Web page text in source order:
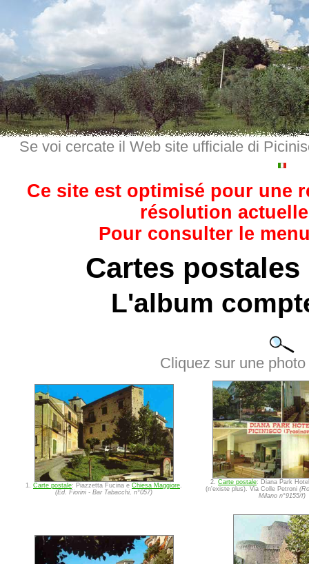
Se voi cercate il Web site ufficiale di
Ce site est optimisé pour une
résolution
Pour consulter le
Cartes
L'album
Cliquez sur une
1. Carte postale: Piazzetta Fucina e Chiesa Maggiore.
(Ed. Fiorini - Bar Tabacchi, n°057)
2. Carte postale: Diana Park
(n'existe plus). Via Colle Petroni
Milano n°9155/f)